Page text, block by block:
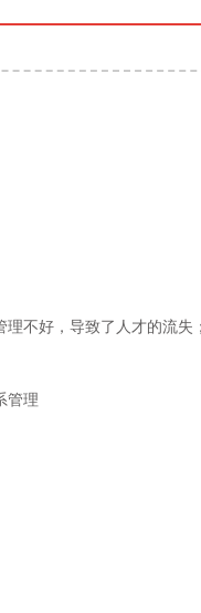
不好，导致了人才的流失
管理